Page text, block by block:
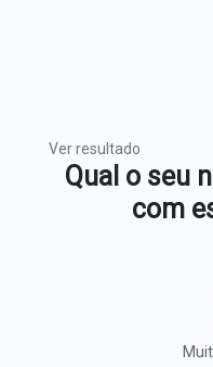
Ver resultado
Qual o seu
com